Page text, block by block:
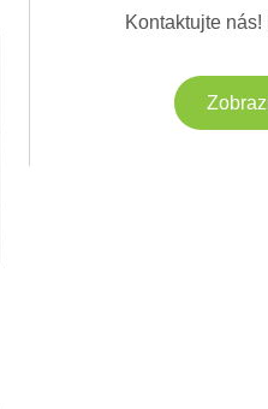
Kontaktujte nás!